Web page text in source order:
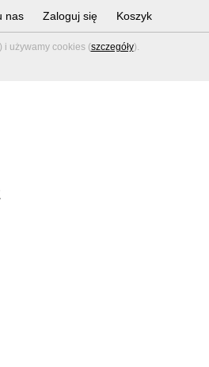
i używamy cookies (szczegóły).
nas Zaloguj się Koszyk